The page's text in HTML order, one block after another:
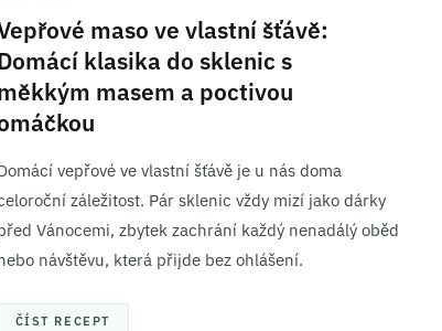
maso ve vlastní šťávě:
klasika do sklenic s
masem a poctivou
vepřové ve vlastní šťávě je u nás doma
záležitost. Pár sklenic vždy mizí jako dárky
Vánocemi, zbytek zachrání každý nenadálý oběd
návštěvu, která přijde bez ohlášení.
ČÍST RECEPT